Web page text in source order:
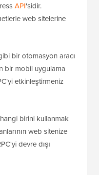
API'sidir.
web sitelerine
bir otomasyon aracı
bir mobil uygulama
etkinleştirmeniz
birini kullanmak
web sitenize
devre dışı